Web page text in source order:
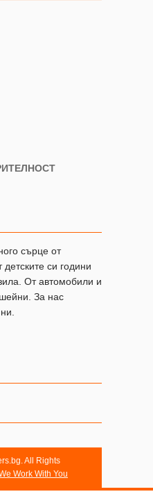
сърце от
си години
От автомобили и
За нас
All Rights
Work With You